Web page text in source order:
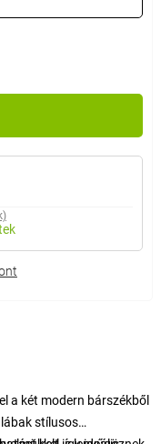
a két modern bárszékből
stílusos